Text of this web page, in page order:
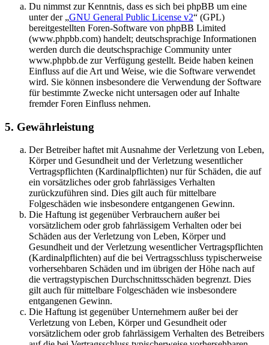
Du nimmst zur Kenntnis, dass es sich bei phpBB um eine
unter der „GNU General Public License v2“ (GPL)
bereitgestellten Foren-Software von phpBB Limited
(www.phpbb.com) handelt; deutschsprachige Informationen
werden durch die deutschsprachige Community unter
www.phpbb.de zur Verfügung gestellt. Beide haben keinen
Einfluss auf die Art und Weise, wie die Software verwendet
wird. Sie können insbesondere die Verwendung der Software
für bestimmte Zwecke nicht untersagen oder auf Inhalte
fremder Foren Einfluss nehmen.
5. Gewährleistung
Der Betreiber haftet mit Ausnahme der Verletzung von Leben,
Körper und Gesundheit und der Verletzung wesentlicher
Vertragspflichten (Kardinalpflichten) nur für Schäden, die auf
ein vorsätzliches oder grob fahrlässiges Verhalten
zurückzuführen sind. Dies gilt auch für mittelbare
Folgeschäden wie insbesondere entgangenen Gewinn.
Die Haftung ist gegenüber Verbrauchern außer bei
vorsätzlichem oder grob fahrlässigem Verhalten oder bei
Schäden aus der Verletzung von Leben, Körper und
Gesundheit und der Verletzung wesentlicher Vertragspflichten
(Kardinalpflichten) auf die bei Vertragsschluss typischerweise
vorhersehbaren Schäden und im übrigen der Höhe nach auf
die vertragstypischen Durchschnittsschäden begrenzt. Dies
gilt auch für mittelbare Folgeschäden wie insbesondere
entgangenen Gewinn.
Die Haftung ist gegenüber Unternehmern außer bei der
Verletzung von Leben, Körper und Gesundheit oder
vorsätzlichem oder grob fahrlässigem Verhalten des Betreibers